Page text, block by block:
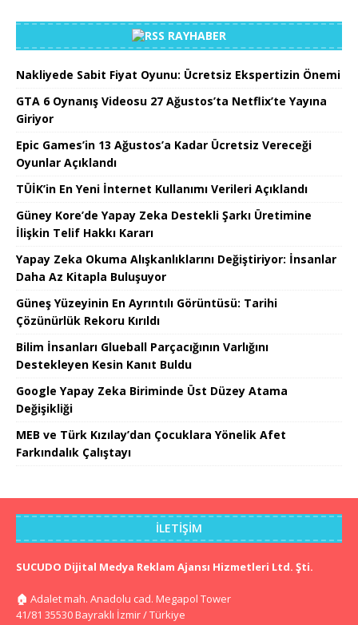
RAYHABER
Nakliyede Sabit Fiyat Oyunu: Ücretsiz Ekspertizin Önemi
GTA 6 Oynanış Videosu 27 Ağustos’ta Netflix’te Yayına
Giriyor
Epic Games’in 13 Ağustos’a Kadar Ücretsiz Vereceği
Oyunlar Açıklandı
TÜİK’in En Yeni İnternet Kullanımı Verileri Açıklandı
Güney Kore’de Yapay Zeka Destekli Şarkı Üretimine
İlişkin Telif Hakkı Kararı
Yapay Zeka Okuma Alışkanlıklarını Değiştiriyor: İnsanlar
Daha Az Kitapla Buluşuyor
Güneş Yüzeyinin En Ayrıntılı Görüntüsü: Tarihi
Çözünürlük Rekoru Kırıldı
Bilim İnsanları Glueball Parçacığının Varlığını
Destekleyen Kesin Kanıt Buldu
Google Yapay Zeka Biriminde Üst Düzey Atama
Değişikliği
MEB ve Türk Kızılay’dan Çocuklara Yönelik Afet
Farkındalık Çalıştayı
İLETIŞIM
SUCUDO Dijital Medya Reklam Ajansı Hizmetleri Ltd. Şti.
🏠 Adalet mah. Anadolu cad. Megapol Tower
41/81 35530 Bayraklı İzmir / Türkiye